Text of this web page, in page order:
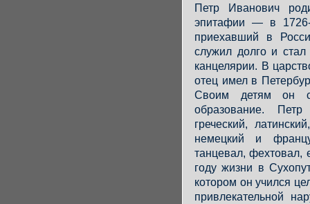
Петр Иванович
эпитафии — в
приехавший в
служил долго и
канцелярии. В
отец имел в
Своим детям он
образование.
греческий,
немецкий и
танцевал, фехтовал,
году жизни в
котором он учился
привлекательной